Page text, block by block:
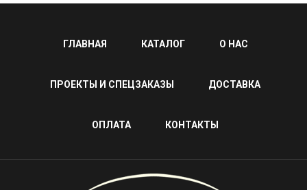
ГЛАВНАЯ КАТАЛОГ О НАС
ПРОЕКТЫ И СПЕЦЗАКАЗЫ ДОСТАВКА
ОПЛАТА КОНТАКТЫ